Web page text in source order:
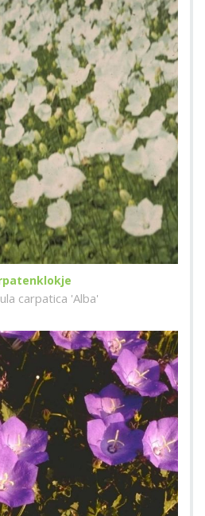
carpatica 'Alba'